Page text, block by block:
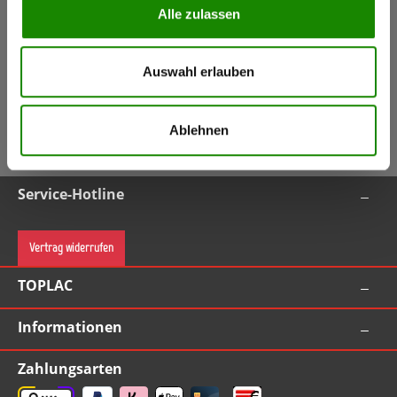
Alle zulassen
Auswahl erlauben
Ablehnen
Keine Aktionen, Angebote & Informationen mehr
verpassen!
5,50 € Gutschein
Service-Hotline
Vertrag widerrufen
TOPLAC
Informationen
Zahlungsarten